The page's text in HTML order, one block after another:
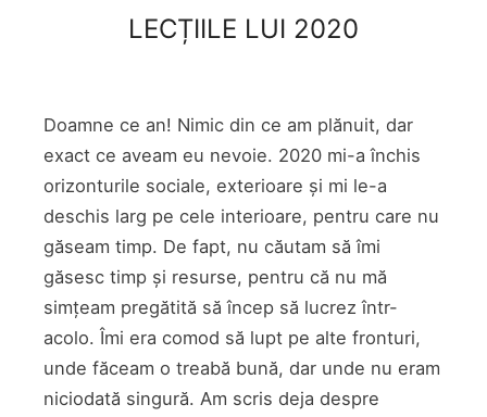
LECȚIILE LUI 2020
Doamne ce an! Nimic din ce am plănuit, dar
exact ce aveam eu nevoie. 2020 mi-a închis
orizonturile sociale, exterioare și mi le-a
deschis larg pe cele interioare, pentru care nu
găseam timp. De fapt, nu căutam să îmi
găsesc timp și resurse, pentru că nu mă
simțeam pregătită să încep să lucrez într-
acolo. Îmi era comod să lupt pe alte fronturi,
unde făceam o treabă bună, dar unde nu eram
niciodată singură. Am scris deja despre